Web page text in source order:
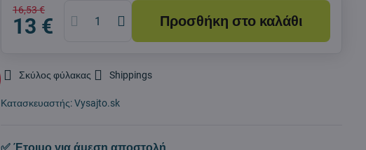
16,53 €
13 € Προσθήκη στο καλάθι
Σκύλος φύλακας Shippings
Κατασκευαστής:Vysajto.sk